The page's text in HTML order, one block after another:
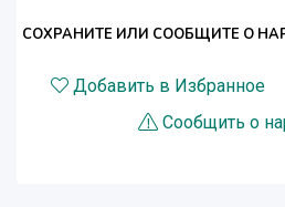
СОХРАНИТЕ ИЛИ СООБЩИТЕ О
Добавить в Избранное
Сообщить о